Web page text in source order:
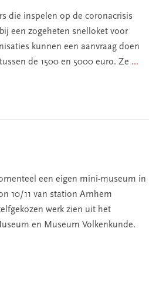
die inspelen op de coronacrisis
een zogeheten snelloket voor
kunnen een aanvraag doen
de 1500 en 5000 euro. Ze ...
een eigen mini-museum in
10/11 van station Arnhem
werk zien uit het
en Museum Volkenkunde.